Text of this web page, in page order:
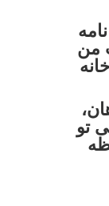
من
تو